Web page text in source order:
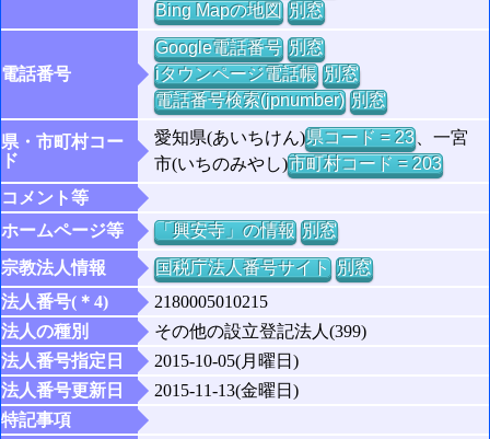
Bing Mapの地図 別窓
電話番号
Google電話番号 別窓
iタウンページ電話帳 別窓
電話番号検索(jpnumber) 別窓
県・市町村コー
ド
愛知県(あいちけん)県コード = 23、一宮
市(いちのみやし)市町村コード = 203
コメント等
ホームページ等
「興安寺」の情報 別窓
宗教法人情報
国税庁法人番号サイト 別窓
法人番号(＊4)
2180005010215
法人の種別
その他の設立登記法人(399)
法人番号指定日
2015-10-05(月曜日)
法人番号更新日
2015-11-13(金曜日)
特記事項